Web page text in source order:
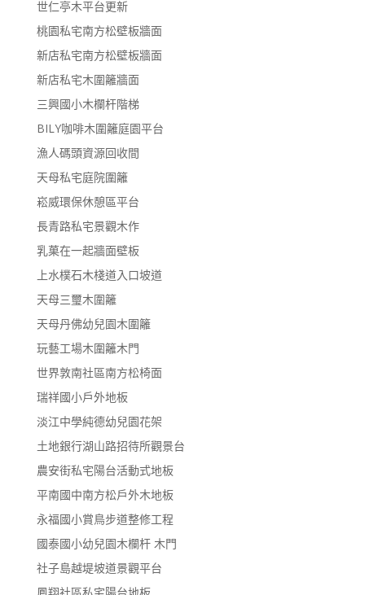
世仁亭木平台更新
桃園私宅南方松壁板牆面
新店私宅南方松壁板牆面
新店私宅木圍籬牆面
三興國小木欄杆階梯
BILY咖啡木圍籬庭園平台
漁人碼頭資源回收間
天母私宅庭院圍籬
崧威環保休憩區平台
長青路私宅景觀木作
乳菓在一起牆面壁板
上水樸石木棧道入口坡道
天母三璽木圍籬
天母丹佛幼兒園木圍籬
玩藝工場木圍籬木門
世界敦南社區南方松椅面
瑞祥國小戶外地板
淡江中學純德幼兒園花架
土地銀行湖山路招待所觀景台
農安街私宅陽台活動式地板
平南國中南方松戶外木地板
永福國小賞鳥步道整修工程
國泰國小幼兒園木欄杆 木門
社子島越堤坡道景觀平台